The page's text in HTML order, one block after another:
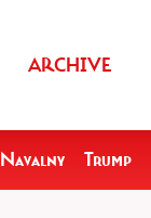
ARCHIVE
Navalny Trump